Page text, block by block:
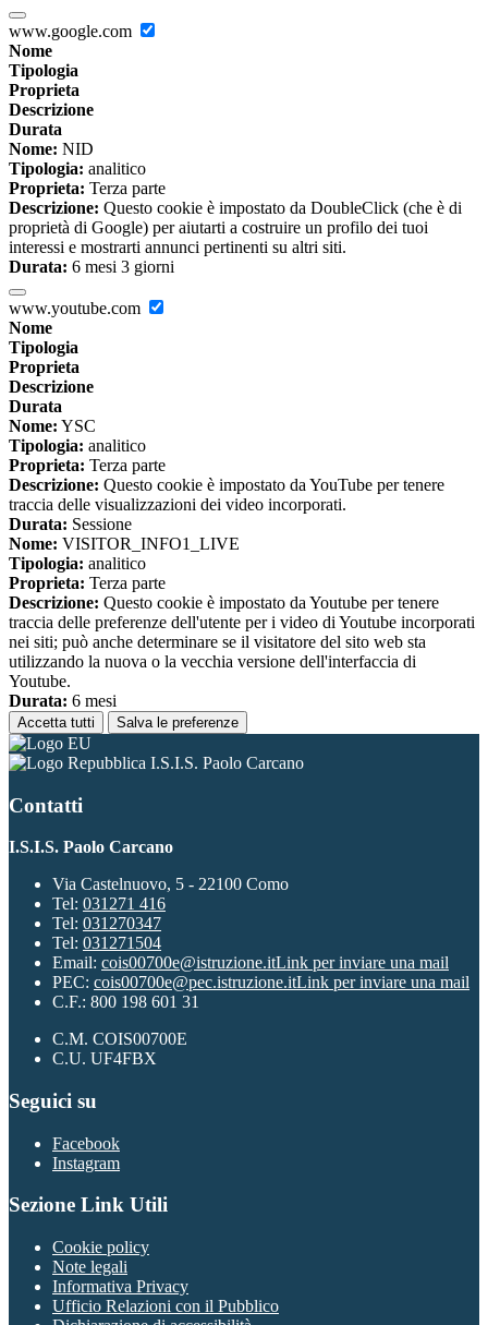
www.google.com
Nome
Tipologia
Proprieta
Descrizione
Durata
Nome: NID
Tipologia: analitico
Proprieta: Terza parte
Descrizione: Questo cookie è impostato da DoubleClick (che è di
proprietà di Google) per aiutarti a costruire un profilo dei tuoi
interessi e mostrarti annunci pertinenti su altri siti.
Durata: 6 mesi 3 giorni
www.youtube.com
Nome
Tipologia
Proprieta
Descrizione
Durata
Nome: YSC
Tipologia: analitico
Proprieta: Terza parte
Descrizione: Questo cookie è impostato da YouTube per tenere
traccia delle visualizzazioni dei video incorporati.
Durata: Sessione
Nome: VISITOR_INFO1_LIVE
Tipologia: analitico
Proprieta: Terza parte
Descrizione: Questo cookie è impostato da Youtube per tenere
traccia delle preferenze dell'utente per i video di Youtube incorporati
nei siti; può anche determinare se il visitatore del sito web sta
utilizzando la nuova o la vecchia versione dell'interfaccia di
Youtube.
Durata: 6 mesi
Accetta tutti Salva le preferenze
I.S.I.S. Paolo Carcano
Contatti
I.S.I.S. Paolo Carcano
Via Castelnuovo, 5 - 22100 Como
Tel: 031271 416
Tel: 031270347
Tel: 031271504
Email: cois00700e@istruzione.itLink per inviare una mail
PEC: cois00700e@pec.istruzione.itLink per inviare una mail
C.F.: 800 198 601 31
C.M. COIS00700E
C.U. UF4FBX
Seguici su
Facebook
Instagram
Sezione Link Utili
Cookie policy
Note legali
Informativa Privacy
Ufficio Relazioni con il Pubblico